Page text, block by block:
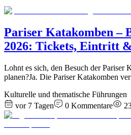
Pariser Katakomben –
2026: Tickets, Eintritt
Lohnt es sich, den Besuch der Pariser
planen?Ja. Die Pariser Katakomben
Kulturelle und thematische Führungen
vor 7 Tagen
0 Kommentare